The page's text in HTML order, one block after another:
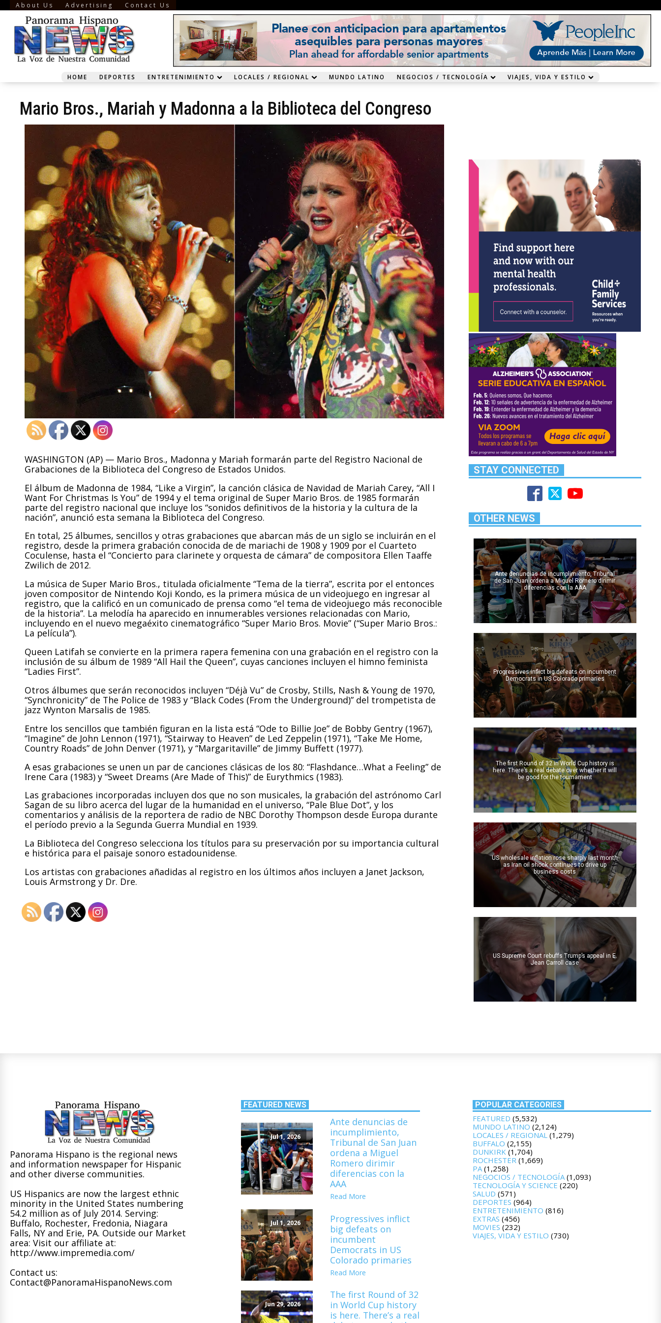
About Us Advertising Contact Us
HOME DEPORTES ENTRETENIMIENTO LOCALES / REGIONAL MUNDO LATINO NEGOCIOS / TECNOLOGÍA VIAJES, VIDA Y ESTILO
Mario Bros., Mariah y Madonna a la Biblioteca del Congreso
WASHINGTON (AP) — Mario Bros., Madonna y Mariah formarán parte del Registro Nacional de
Grabaciones de la Biblioteca del Congreso de Estados Unidos.
El álbum de Madonna de 1984, “Like a Virgin”, la canción clásica de Navidad de Mariah Carey, “All I
Want For Christmas Is You” de 1994 y el tema original de Super Mario Bros. de 1985 formarán
parte del registro nacional que incluye los “sonidos definitivos de la historia y la cultura de la
nación”, anunció esta semana la Biblioteca del Congreso.
En total, 25 álbumes, sencillos y otras grabaciones que abarcan más de un siglo se incluirán en el
registro, desde la primera grabación conocida de de mariachi de 1908 y 1909 por el Cuarteto
Coculense, hasta el “Concierto para clarinete y orquesta de cámara” de compositora Ellen Taaffe
Zwilich de 2012.
La música de Super Mario Bros., titulada oficialmente “Tema de la tierra”, escrita por el entonces
joven compositor de Nintendo Koji Kondo, es la primera música de un videojuego en ingresar al
registro, que la calificó en un comunicado de prensa como “el tema de videojuego más reconocible
de la historia”. La melodía ha aparecido en innumerables versiones relacionadas con Mario,
incluyendo en el nuevo megaéxito cinematográfico “Super Mario Bros. Movie” (“Super Mario Bros.:
La película”).
Queen Latifah se convierte en la primera rapera femenina con una grabación en el registro con la
inclusión de su álbum de 1989 “All Hail the Queen”, cuyas canciones incluyen el himno feminista
“Ladies First”.
Otros álbumes que serán reconocidos incluyen “Déjà Vu” de Crosby, Stills, Nash & Young de 1970,
“Synchronicity” de The Police de 1983 y “Black Codes (From the Underground)” del trompetista de
jazz Wynton Marsalis de 1985.
Entre los sencillos que también figuran en la lista está “Ode to Billie Joe” de Bobby Gentry (1967),
“Imagine” de John Lennon (1971), “Stairway to Heaven” de Led Zeppelin (1971), “Take Me Home,
Country Roads” de John Denver (1971), y “Margaritaville” de Jimmy Buffett (1977).
A esas grabaciones se unen un par de canciones clásicas de los 80: “Flashdance…What a Feeling” de
Irene Cara (1983) y “Sweet Dreams (Are Made of This)” de Eurythmics (1983).
Las grabaciones incorporadas incluyen dos que no son musicales, la grabación del astrónomo Carl
Sagan de su libro acerca del lugar de la humanidad en el universo, “Pale Blue Dot”, y los
comentarios y análisis de la reportera de radio de NBC Dorothy Thompson desde Europa durante
el período previo a la Segunda Guerra Mundial en 1939.
La Biblioteca del Congreso selecciona los títulos para su preservación por su importancia cultural
e histórica para el paisaje sonoro estadounidense.
Los artistas con grabaciones añadidas al registro en los últimos años incluyen a Janet Jackson,
Louis Armstrong y Dr. Dre.
STAY CONNECTED
OTHER NEWS
Ante denuncias de incumplimiento, Tribunal
de San Juan ordena a Miguel Romero dirimir
diferencias con la AAA
Progressives inflict big defeats on incumbent
Democrats in US Colorado primaries
The first Round of 32 in World Cup history is
here. There’s a real debate over whether it will
be good for the tournament
US wholesale inflation rose sharply last month
as Iran oil shock continues to drive up
business costs
US Supreme Court rebuffs Trump’s appeal in E.
Jean Carroll case
Panorama Hispano is the regional news
and information newspaper for Hispanic
and other diverse communities.
US Hispanics are now the largest ethnic
minority in the United States numbering
54.2 million as of July 2014. Serving:
Buffalo, Rochester, Fredonia, Niagara
Falls, NY and Erie, PA. Outside our Market
area: Visit our affiliate at:
http://www.impremedia.com/
Contact us:
Contact@PanoramaHispanoNews.com
FEATURED NEWS
Jul 1, 2026
Ante denuncias de
incumplimiento,
Tribunal de San Juan
ordena a Miguel
Romero dirimir
diferencias con la
AAA
Read More
Jul 1, 2026
Progressives inflict
big defeats on
incumbent
Democrats in US
Colorado primaries
Read More
Jun 29, 2026
The first Round of 32
in World Cup history
is here. There’s a real
POPULAR CATEGORIES
FEATURED (5,532)
MUNDO LATINO (2,124)
LOCALES / REGIONAL(1,279)
BUFFALO (2,155)
DUNKIRK(1,704)
ROCHESTER(1,669)
PA(1,258)
NEGOCIOS / TECNOLOGÍA(1,093)
TECNOLOGÍA Y SCIENCE (220)
SALUD (571)
DEPORTES (964)
ENTRETENIMIENTO (816)
EXTRAS (456)
MOVIES (232)
VIAJES, VIDA Y ESTILO (730)